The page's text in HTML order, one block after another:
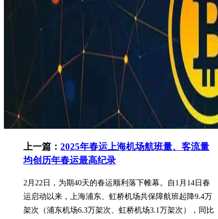
上一篇： 2025年春运上海机场航班量、客流量
均创历年春运最高纪录
2月22日，为期40天的春运顺利落下帷幕。自1月14日春
运启动以来，上海浦东、虹桥机场共保障航班起降9.4万
架次（浦东机场6.3万架次、虹桥机场3.1万架次），同比